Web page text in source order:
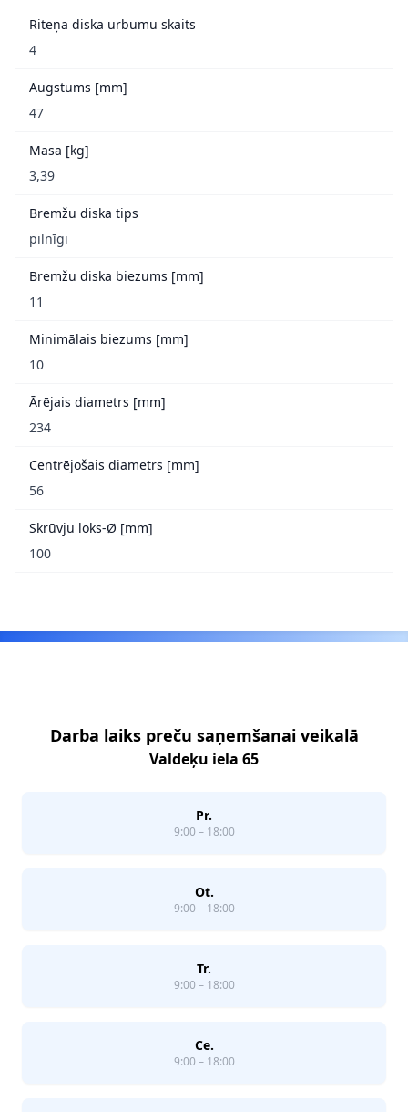
Riteņa diska urbumu skaits
4
Augstums [mm]
47
Masa [kg]
3,39
Bremžu diska tips
pilnīgi
Bremžu diska biezums [mm]
11
Minimālais biezums [mm]
10
Ārējais diametrs [mm]
234
Centrējošais diametrs [mm]
56
Skrūvju loks-Ø [mm]
100
Darba laiks preču saņemšanai veikalā
Valdeķu iela 65
Pr.
9:00 – 18:00
Ot.
9:00 – 18:00
Tr.
9:00 – 18:00
Ce.
9:00 – 18:00